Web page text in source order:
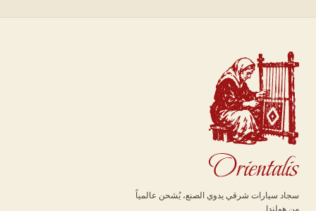
سجاد سيارات شرقي يدوي الصنع، يُشحن عالمياً
من هولندا.